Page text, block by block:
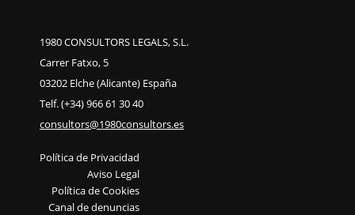
1980 CONSULTORS LEGALS, S.L.
Carrer Fatxo, 5
03202 Elche (Alicante) España
Telf. (+34) 966 61 30 40
consultors@1980consultors.es
Política de Privacidad
Aviso Legal
Política de Cookies
Canal de denuncias